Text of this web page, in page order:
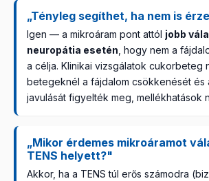
„Tényleg segíthet, ha nem is
Igen — a mikroáram pont attól jobb
neuropátia esetén, hogy nem a
a célja. Klinikai vizsgálatok cukorbeteg
betegeknél a fájdalom csökkenését és
javulását figyelték meg, mellékhatások
„Mikor érdemes mikroáramot
TENS helyett?"
Akkor, ha a TENS túl erős számodra